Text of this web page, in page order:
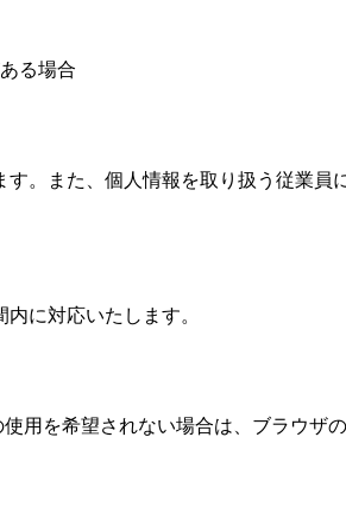
る場合
。また、個人情報を取り扱う従業員
に対応いたします。
用を希望されない場合は、ブラウザ